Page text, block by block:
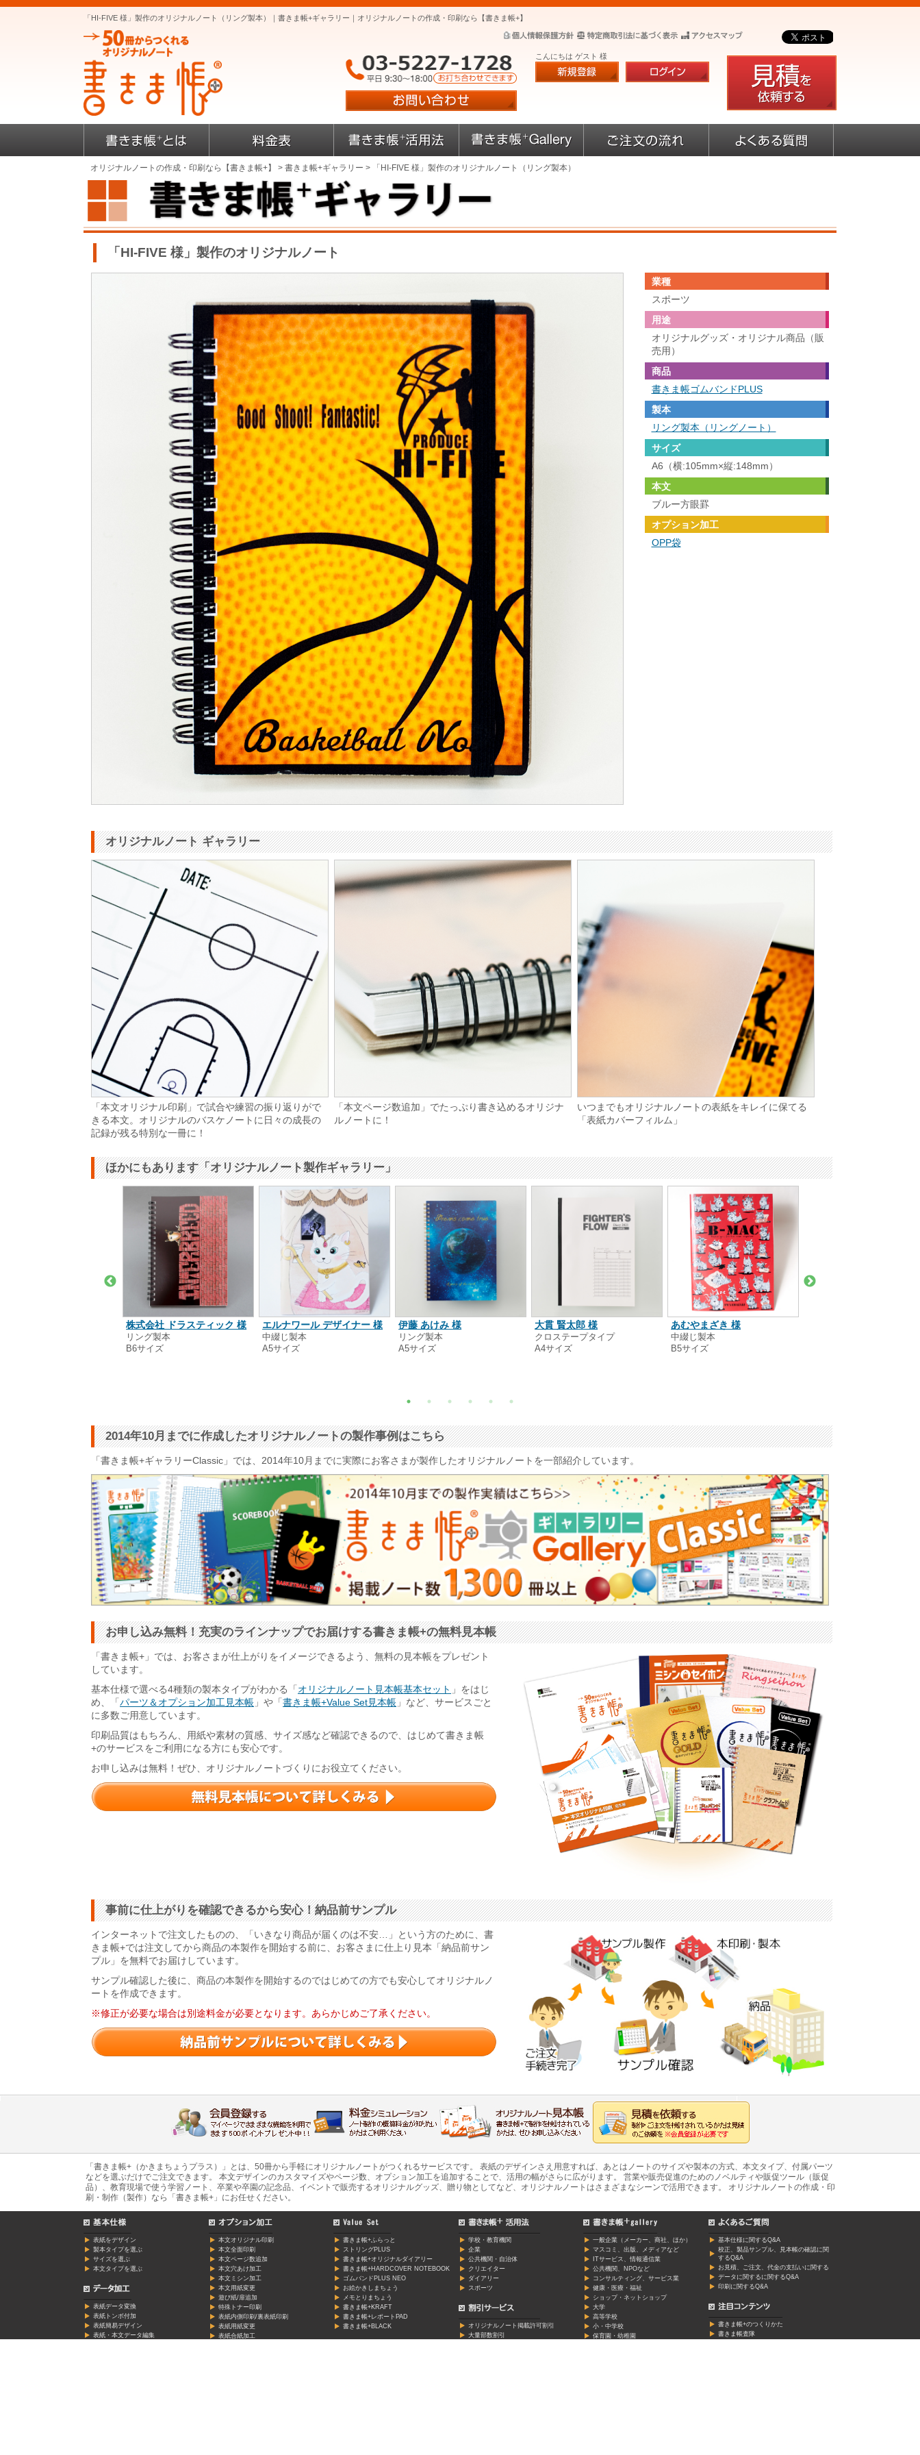
「HI-FIVE 様」製作のオリジナルノート（リング製本）｜書きま帳+ギャラリー｜オリジナルノートの作成・印刷なら【書きま帳+】
こんにちは ゲスト 様
オリジナルノートの作成・印刷なら【書きま帳+】 > 書きま帳+ギャラリー > 「HI-FIVE 様」製作のオリジナルノート（リング製本）
「HI-FIVE 様」製作のオリジナルノート
業種
スポーツ
用途
オリジナルグッズ・オリジナル商品（販
売用）
商品
書きま帳ゴムバンドPLUS
製本
リング製本（リングノート）
サイズ
A6（横:105mm×縦:148mm）
本文
ブルー方眼罫
オプション加工
OPP袋
オリジナルノート ギャラリー
「本文オリジナル印刷」で試合や練習の振り返りがで
きる本文。オリジナルのバスケノートに日々の成長の
記録が残る特別な一冊に！
「本文ページ数追加」でたっぷり書き込めるオリジナ
ルノートに！
いつまでもオリジナルノートの表紙をキレイに保てる
「表紙カバーフィルム」
ほかにもあります「オリジナルノート製作ギャラリー」
株式会社 ドラスティック 様
リング製本
B6サイズ
エルナワール デザイナー 様
中綴じ製本
A5サイズ
伊藤 あけみ 様
リング製本
A5サイズ
大貫 賢太郎 様
クロステープタイプ
A4サイズ
あむやまざき 様
中綴じ製本
B5サイズ
2014年10月までに作成したオリジナルノートの製作事例はこちら
「書きま帳+ギャラリーClassic」では、2014年10月までに実際にお客さまが製作したオリジナルノートを一部紹介しています。
お申し込み無料！充実のラインナップでお届けする書きま帳+の無料見本帳
「書きま帳+」では、お客さまが仕上がりをイメージできるよう、無料の見本帳をプレゼント
しています。
基本仕様で選べる4種類の製本タイプがわかる「 オリジナルノート見本帳基本セット 」をはじ
め、「 パーツ＆オプション加工見本帳 」や「 書きま帳+Value Set見本帳 」など、サービスごと
に多数ご用意しています。
印刷品質はもちろん、用紙や素材の質感、サイズ感など確認できるので、はじめて書きま帳
+のサービスをご利用になる方にも安心です。
お申し込みは無料！ぜひ、オリジナルノートづくりにお役立てください。
事前に仕上がりを確認できるから安心！納品前サンプル
インターネットで注文したものの、「いきなり商品が届くのは不安…」という方のために、書
きま帳+では注文してから商品の本製作を開始する前に、お客さまに仕上り見本「納品前サン
プル」を無料でお届けしています。
サンプル確認した後に、商品の本製作を開始するのではじめての方でも安心してオリジナルノ
ートを作成できます。
※修正が必要な場合は別途料金が必要となります。あらかじめご了承ください。
「書きま帳+（かきまちょうプラス）」とは、50冊から手軽にオリジナルノートがつくれるサービスです。 表紙のデザインさえ用意すれば、あとはノートのサイズや製本の方式、本文タイプ、付属パーツ
などを選ぶだけでご注文できます。 本文デザインのカスタマイズやページ数、オプション加工を追加することで、活用の幅がさらに広がります。 営業や販売促進のためのノベルティや販促ツール（販促
品）、教育現場で使う学習ノート、卒業や卒園の記念品、イベントで販売するオリジナルグッズ、贈り物としてなど、オリジナルノートはさまざまなシーンで活用できます。 オリジナルノートの作成・印
刷・制作（製作）なら「書きま帳+」にお任せください。
表紙をデザイン
製本タイプを選ぶ
サイズを選ぶ
本文タイプを選ぶ
表紙データ変換
表紙トンボ付加
表紙簡易デザイン
表紙・本文データ編集
本文オリジナル印刷
本文全面印刷
本文ページ数追加
本文穴あけ加工
本文ミシン加工
本文用紙変更
遊び紙/扉追加
特殊トナー印刷
表紙内側印刷/裏表紙印刷
表紙用紙変更
表紙合紙加工
書きま帳+ふらっと
ストリングPLUS
書きま帳+オリジナルダイアリー
書きま帳+HARDCOVER NOTEBOOK
ゴムバンドPLUS NEO
お絵かきしまちょう
メモとりまちょう
書きま帳+KRAFT
書きま帳+レポートPAD
書きま帳+BLACK
学校・教育機関
企業
公共機関・自治体
クリエイター
ダイアリー
スポーツ
オリジナルノート掲載許可割引
大量部数割引
一般企業（メーカー、商社、ほか）
マスコミ、出版、メディアなど
ITサービス、情報通信業
公共機関、NPOなど
コンサルティング、サービス業
健康・医療・福祉
ショップ・ネットショップ
大学
高等学校
小・中学校
保育園・幼稚園
基本仕様に関するQ&A
校正、製品サンプル、見本帳の確認に関
するQ&A
お見積、ご注文、代金の支払いに関する
データに関するに関するQ&A
印刷に関するQ&A
書きま帳+のつくりかた
書きま帳査隊